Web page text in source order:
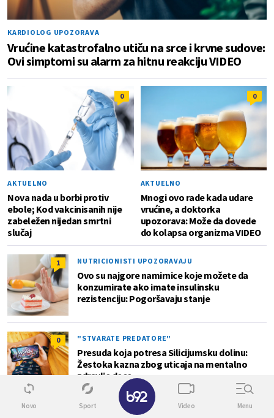
KARDIOLOG UPOZORAVA
Vrućine katastrofalno utiču na srce i krvne sudove:
Ovi simptomi su alarm za hitnu reakciju VIDEO
0
AKTUELNO
Nova nada u borbi protiv
ebole; Kod vakcinisanih nije
zabeležen nijedan smrtni
slučaj
0
AKTUELNO
Mnogi ovo rade kada udare
vrućine, a doktorka
upozorava: Može da dovede
do kolapsa organizma VIDEO
1 NUTRICIONISTI UPOZORAVAJU
Ovo su najgore namirnice koje možete da
konzumirate ako imate insulinsku
rezistenciju: Pogoršavaju stanje
0 "STVARATE PREDATORE"
Presuda koja potresa Silicijumsku dolinu:
Žestoka kazna zbog uticaja na mentalno
zdravlje dece
Novo Sport Video Menu
✕